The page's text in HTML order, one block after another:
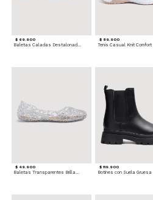
$ 69.900 $ 89.900
Tenis Casual Knit Comfort
$ 49.900
Baletas Transparentes Brillantes
$ 119.900